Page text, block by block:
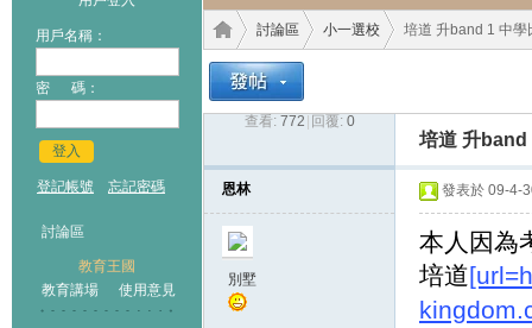
用戶名稱：
密 碼：
登入
登記帳號 忘記密碼
討論區
教育王國
教育講場
使用意見
討論區
›
小一選校 培道 升band 1 中學
查看: 772 回覆: 0
培道 升band
恩林
別墅
發表於 09-4-
本人因為
培道